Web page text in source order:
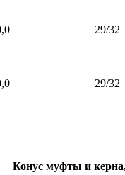
29/32
29/32
Конус муфты и